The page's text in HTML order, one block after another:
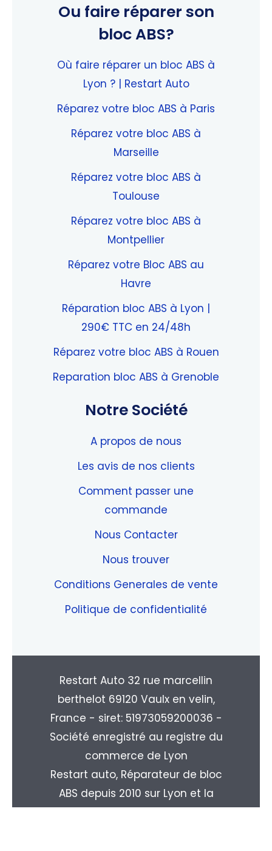
Ou faire réparer son
bloc ABS?
Où faire réparer un bloc ABS à
Lyon ? | Restart Auto
Réparez votre bloc ABS à Paris
Réparez votre bloc ABS à
Marseille
Réparez votre bloc ABS à
Toulouse
Réparez votre bloc ABS à
Montpellier
Réparez votre Bloc ABS au
Havre
Réparation bloc ABS à Lyon |
290€ TTC en 24/48h
Réparez votre bloc ABS à Rouen
Reparation bloc ABS à Grenoble
Notre Société
A propos de nous
Les avis de nos clients
Comment passer une
commande
Nous Contacter
Nous trouver
Conditions Generales de vente
Politique de confidentialité
Restart Auto 32 rue marcellin
berthelot 69120 Vaulx en velin,
France - siret: 51973059200036 -
Société enregistré au registre du
commerce de Lyon
Restart auto, Réparateur de bloc
ABS depuis 2010 sur Lyon et la
région Rhone-alpes. Livraison